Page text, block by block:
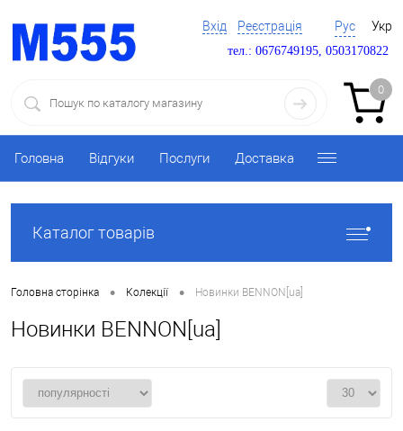
Вхід Реєстрація Рус Укр
тел.: 0676749195, 0503170822
0
Головна Відгуки Послуги Доставка
Каталог товарів
Головна сторінка • Колекції • Новинки BENNON[ua]
Новинки BENNON[ua]